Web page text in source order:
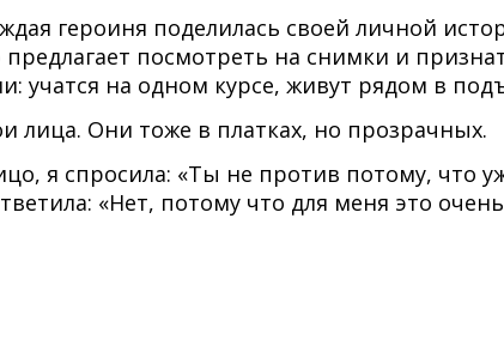
героиня поделилась своей личной
посмотреть на снимки и
на одном курсе, живут рядом в
лица. Они тоже в платках, но прозрачных.
я спросила: «Ты не против потому, что
«Нет, потому что для меня это